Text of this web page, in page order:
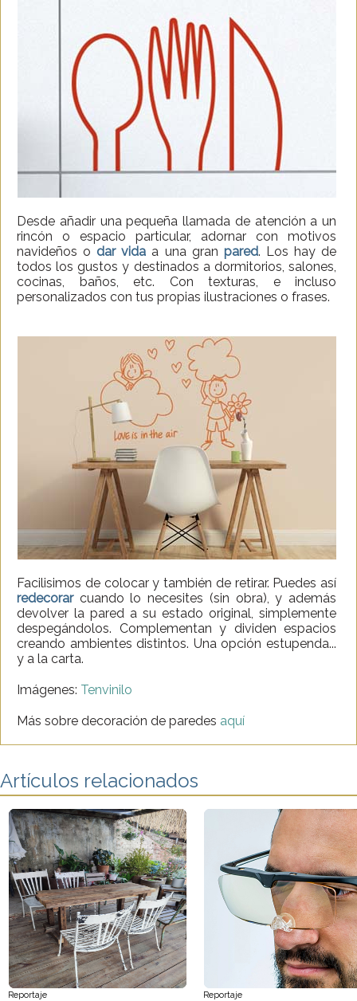
Desde añadir una pequeña llamada de atención a un
rincón o espacio particular, adornar con motivos
navideños o dar vida a una gran pared. Los hay de
todos los gustos y destinados a dormitorios, salones,
cocinas, baños, etc. Con texturas, e incluso
personalizados con tus propias ilustraciones o frases.
Facilisimos de colocar y también de retirar. Puedes así
redecorarcuando lo necesites (sin obra), y además
devolver la pared a su estado original, simplemente
despegándolos. Complementan y dividen espacios
creando ambientes distintos. Una opción estupenda...
y a la carta.
Imágenes: Tenvinilo
Más sobre decoración de paredes aquí
Artículos relacionados
Reportaje Reportaje